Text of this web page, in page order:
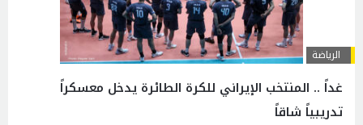
الرياضة
غداً .. المنتخب الإيراني للكرة الطائرة يدخل معسكراً
تدريبياً شاقاً